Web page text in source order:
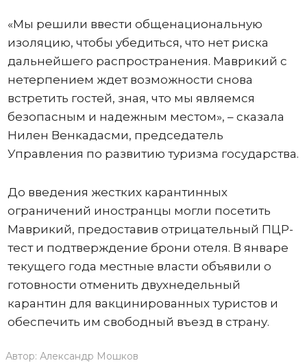
«Мы решили ввести общенациональную
изоляцию, чтобы убедиться, что нет риска
дальнейшего распространения. Маврикий с
нетерпением ждет возможности снова
встретить гостей, зная, что мы являемся
безопасным и надежным местом», – сказала
Нилен Венкадасми, председатель
Управления по развитию туризма государства.
До введения жестких карантинных
ограничений иностранцы могли посетить
Маврикий, предоставив отрицательный ПЦР-
тест и подтверждение брони отеля. В январе
текущего года местные власти объявили о
готовности отменить двухнедельный
карантин для вакцинированных туристов и
обеспечить им свободный въезд в страну.
Автор: Александр Мошков